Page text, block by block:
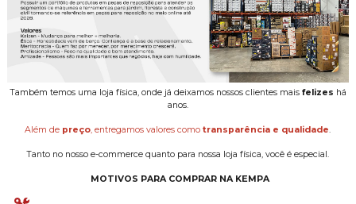
Também temos uma loja física, onde já deixamos nossos clientes mais felizes há
anos.
Além de preço, entregamos valores comotransparência e qualidade.
Tanto no nosso e-commerce quanto para nossa loja física, você é especial.
MOTIVOS PARA COMPRAR NA KEMPA